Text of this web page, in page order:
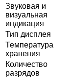
Звуковая и
визуальная
индикация
Тип дисплея
Температура
хранения
Количество
разрядов